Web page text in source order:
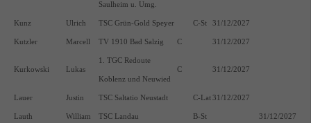
Saulheim u. Umg.
Kunz Ulrich TSC Grün-Gold Speyer C-St 31/12/2027
Kutzler Marcell TV 1910 Bad Salzig C 31/12/2027
Kurkowski Lukas
1. TGC Redoute
Koblenz und Neuwied
C 31/12/2027
Lauer Justin TSC Saltatio Neustadt C-Lat31/12/2027
Lauth William TSC Landau B-St 31/12/2027